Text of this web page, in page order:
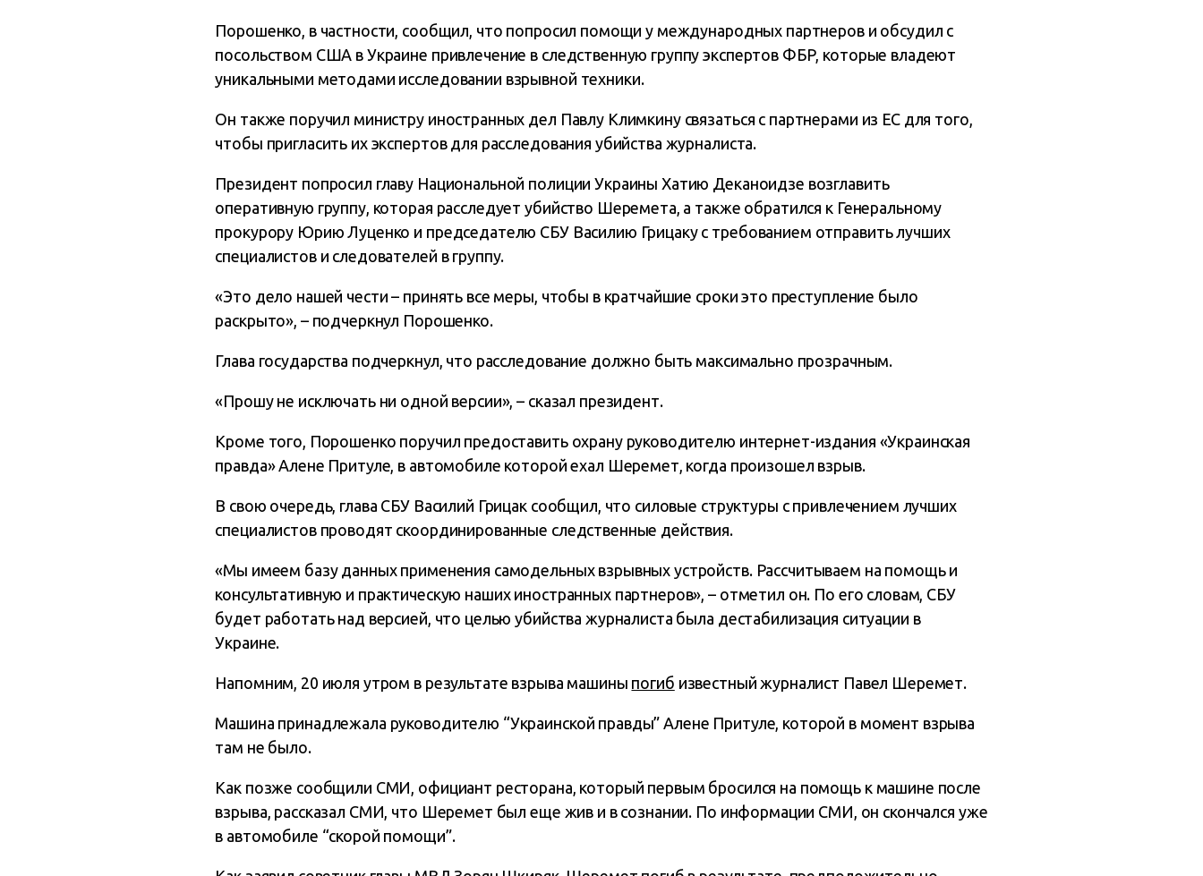
Порошенко, в частности, сообщил, что попросил помощи у международных партнеров и обсудил с
посольством США в Украине привлечение в следственную группу экспертов ФБР, которые владеют
уникальными методами исследовании взрывной техники.
Он также поручил министру иностранных дел Павлу Климкину связаться с партнерами из ЕС для того,
чтобы пригласить их экспертов для расследования убийства журналиста.
Президент попросил главу Национальной полиции Украины Хатию Деканоидзе возглавить
оперативную группу, которая расследует убийство Шеремета, а также обратился к Генеральному
прокурору Юрию Луценко и председателю СБУ Василию Грицаку с требованием отправить лучших
специалистов и следователей в группу.
«Это дело нашей чести – принять все меры, чтобы в кратчайшие сроки это преступление было
раскрыто», – подчеркнул Порошенко.
Глава государства подчеркнул, что расследование должно быть максимально прозрачным.
«Прошу не исключать ни одной версии», – сказал президент.
Кроме того, Порошенко поручил предоставить охрану руководителю интернет-издания «Украинская
правда» Алене Притуле, в автомобиле которой ехал Шеремет, когда произошел взрыв.
В свою очередь, глава СБУ Василий Грицак сообщил, что силовые структуры с привлечением лучших
специалистов проводят скоординированные следственные действия.
«Мы имеем базу данных применения самодельных взрывных устройств. Рассчитываем на помощь и
консультативную и практическую наших иностранных партнеров», – отметил он. По его словам, СБУ
будет работать над версией, что целью убийства журналиста была дестабилизация ситуации в
Украине.
Напомним, 20 июля утром в результате взрыва машины погиб известный журналист Павел Шеремет.
Машина принадлежала руководителю “Украинской правды” Алене Притуле, которой в момент взрыва
там не было.
Как позже сообщили СМИ, официант ресторана, который первым бросился на помощь к машине после
взрыва, рассказал СМИ, что Шеремет был еще жив и в сознании. По информации СМИ, он скончался уже
в автомобиле “скорой помощи”.